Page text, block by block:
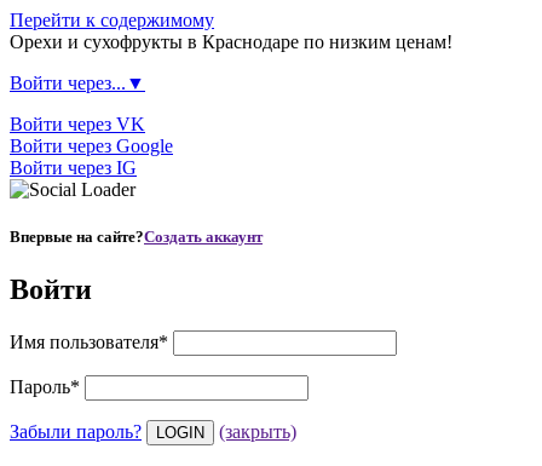
Перейти к содержимому
Орехи и сухофрукты в Краснодаре по низким ценам!
Войти через...▼
Войти через VK
Войти через Google
Войти через IG
Впервые на сайте?Создать аккаунт
Войти
Имя пользователя*
Пароль*
Забыли пароль? (закрыть)